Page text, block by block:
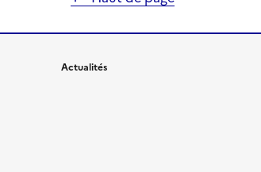
Actualités